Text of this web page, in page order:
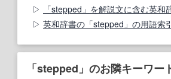
「stepped」を解説文に含む英和
英和辞書の「stepped」の用語索
「stepped」のお隣キーワー